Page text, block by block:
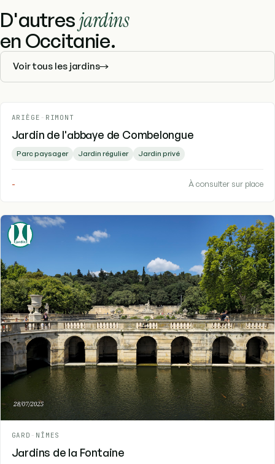
D'autresjardins
en Occitanie.
Voir tous les jardins
ARIÈGE - RIMONT
Jardin de l'abbaye de Combelongue
Parc paysager Jardin régulier Jardin privé
- À consulter sur place
GARD - NÎMES
Jardins de la Fontaine